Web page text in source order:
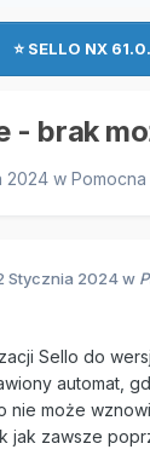
⭐ SELLO NX
- brak
2024 w Pomocna
Stycznia 2024w
Sello do
automat,
nie może
jak zawsze